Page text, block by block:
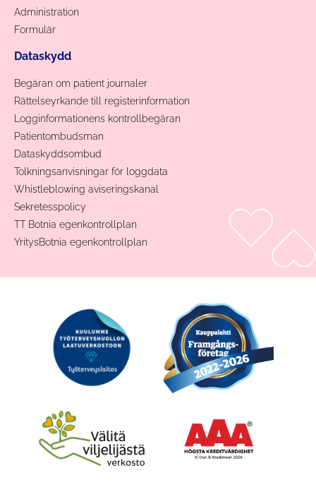
Administration
Formulär
Dataskydd
Begäran om patient journaler
Rättelseyrkande till registerinformation
Logginformationens kontrollbegäran
Patientombudsman
Dataskyddsombud
Tolkningsanvisningar för loggdata
Whistleblowing aviseringskanal
Sekretesspolicy
TT Botnia egenkontrollplan
YritysBotnia egenkontrollplan